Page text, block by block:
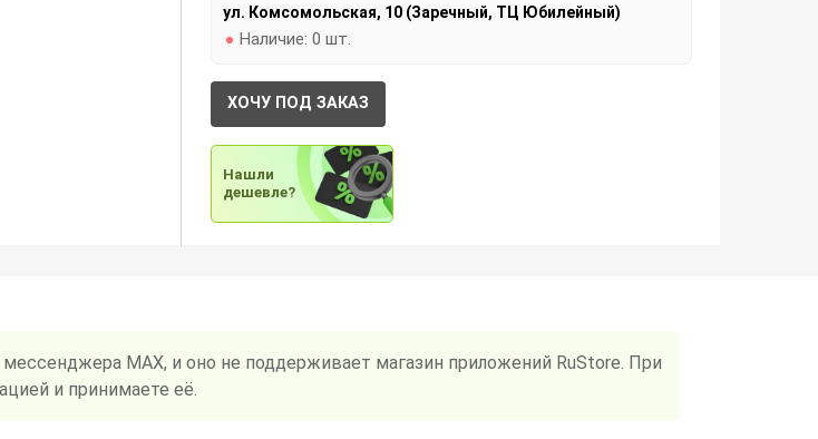
ул. Комсомольская, 10 (Заречный, ТЦ Юбилейный)
Наличие: 0 шт.
ХОЧУ ПОД ЗАКАЗ
Нашли
дешевле?
MAX, и оно не поддерживает магазин приложений RuStore. При
и принимаете её.